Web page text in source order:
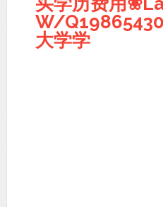
W/
大学学